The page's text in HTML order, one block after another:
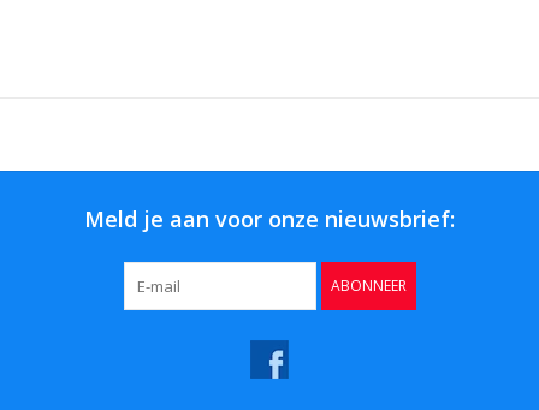
Meld je aan voor onze nieuwsbrief:
ABONNEER